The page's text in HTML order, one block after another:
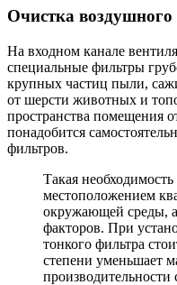
Очистка
На входном канале
специальные фильтры
крупных частиц пыли,
от шерсти животных и
пространства помещения
понадобится
фильтров.
Такая необходимость
местоположением
окружающей среды,
факторов. При
тонкого фильтра
степени уменьшает